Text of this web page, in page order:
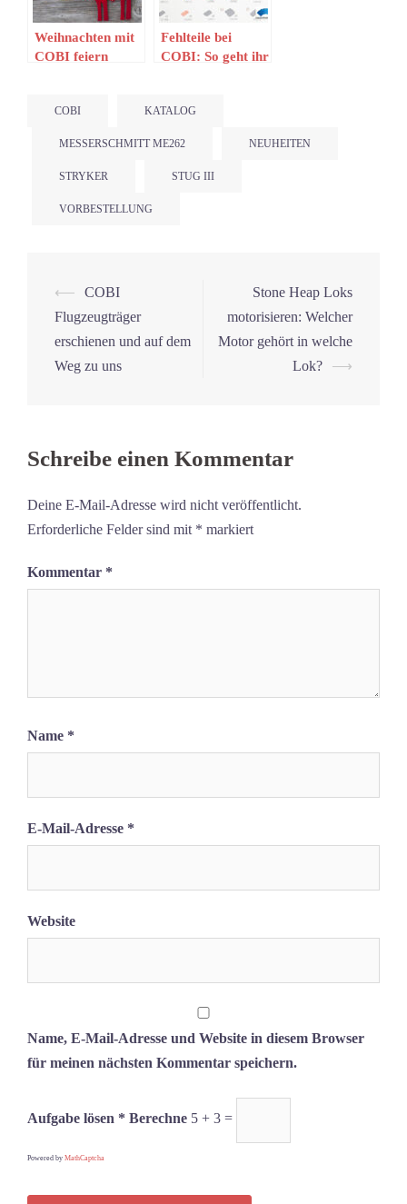
Weihnachten mit
COBI feiern
Fehlteile bei
COBI: So geht ihr
COBI KATALOG
MESSERSCHMITT ME262 NEUHEITEN
STRYKER STUG III
VORBESTELLUNG
Beitrags-
Navigation
⟵
COBI
Flugzeugträger
erschienen und auf dem
Weg zu uns
Stone Heap Loks
motorisieren: Welcher
Motor gehört in welche
Lok?
⟶
Schreibe einen Kommentar
Deine E-Mail-Adresse wird nicht veröffentlicht.
Erforderliche Felder sind mit * markiert
Kommentar *
Name *
E-Mail-Adresse *
Website
Name, E-Mail-Adresse und Website in diesem Browser
für meinen nächsten Kommentar speichern.
Aufgabe lösen * Berechne 5 + 3 =
Powered by MathCaptcha